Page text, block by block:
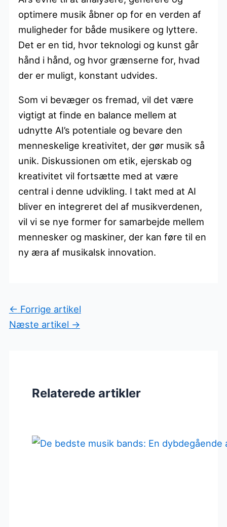
optimere musik åbner op for en verden af
muligheder for både musikere og lyttere.
Det er en tid, hvor teknologi og kunst går
hånd i hånd, og hvor grænserne for, hvad
der er muligt, konstant udvides.
Som vi bevæger os fremad, vil det være
vigtigt at finde en balance mellem at
udnytte AI’s potentiale og bevare den
menneskelige kreativitet, der gør musik så
unik. Diskussionen om etik, ejerskab og
kreativitet vil fortsætte med at være
central i denne udvikling. I takt med at AI
bliver en integreret del af musikverdenen,
vil vi se nye former for samarbejde mellem
mennesker og maskiner, der kan føre til en
ny æra af musikalsk innovation.
← Forrige artikel
Næste artikel →
Relaterede artikler